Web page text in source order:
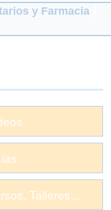
y Farmacia
Talleres...